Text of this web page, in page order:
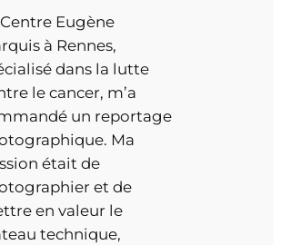
Eugène
à Rennes,
dans la lutte
le cancer, m’a
un reportage
Ma
était de
et de
en valeur le
technique,